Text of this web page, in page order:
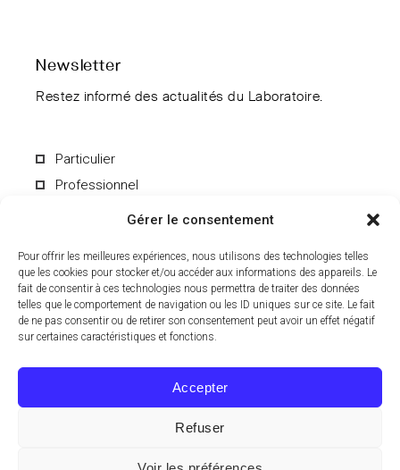
Gérer le consentement
Pour offrir les meilleures expériences, nous utilisons des technologies telles
que les cookies pour stocker et/ou accéder aux informations des appareils. Le
fait de consentir à ces technologies nous permettra de traiter des données
telles que le comportement de navigation ou les ID uniques sur ce site. Le fait
de ne pas consentir ou de retirer son consentement peut avoir un effet négatif
sur certaines caractéristiques et fonctions.
Accepter
Refuser
Newsletter
Restez informé des actualités du Laboratoire.
Particulier
Professionnel
En soumettant le formulaire, vous acceptez de recevoir par e-mail les
informations du Laboratoire CCD. Vous pouvez vous désinscrire à
tout moment. Pour en savoir plus sur le traitement de vos données
personnelles, consultez notre
politique de confidentialité